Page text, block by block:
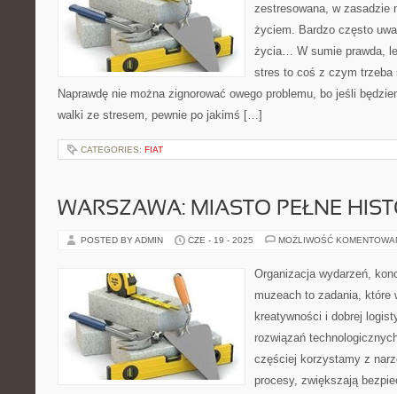
zestresowana, w zasadzie
życiem. Bardzo często
życia… W sumie prawda,
stres to coś z czym trzeba
Naprawdę nie można zignorować owego problemu, bo jeśli
walki ze stresem, pewnie po jakimś […]
CATEGORIES: FIAT
WARSZAWA: MIASTO PEŁNE
POSTED BY ADMIN CZE - 19 - 2025 MOŻLIWOŚĆ
Organizacja wydarzeń,
muzeach to zadania, które
kreatywności i dobrej
rozwiązań
częściej korzystamy z
procesy, zwiększają